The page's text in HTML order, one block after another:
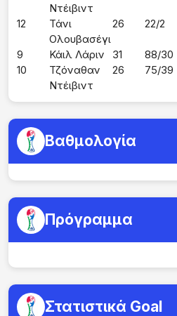
Ντέιβιντ
12
Τάνι
Ολουβασέγι
26 22/2
9 Κάιλ Λάριν 31 88/30
10
Τζόναθαν
Ντέιβιντ
26 75/39
Βαθμολογία
Πρόγραμμα
Στατιστικά Goal